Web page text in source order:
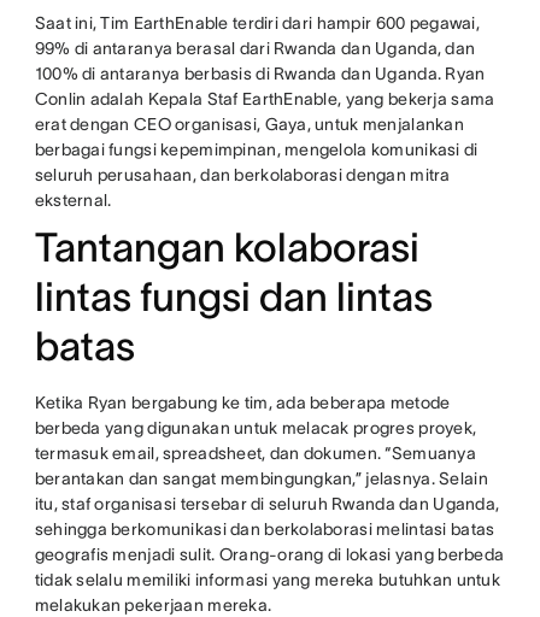
Saat ini, Tim EarthEnable terdiri dari hampir 600 pegawai,
99% di antaranya berasal dari Rwanda dan Uganda, dan
100% di antaranya berbasis di Rwanda dan Uganda. Ryan
Conlin adalah Kepala Staf EarthEnable, yang bekerja sama
erat dengan CEO organisasi, Gaya, untuk menjalankan
berbagai fungsi kepemimpinan, mengelola komunikasi di
seluruh perusahaan, dan berkolaborasi dengan mitra
eksternal.
Tantangan kolaborasi
lintas fungsi dan lintas
batas
Ketika Ryan bergabung ke tim, ada beberapa metode
berbeda yang digunakan untuk melacak progres proyek,
termasuk email, spreadsheet, dan dokumen. “Semuanya
berantakan dan sangat membingungkan,” jelasnya. Selain
itu, staf organisasi tersebar di seluruh Rwanda dan Uganda,
sehingga berkomunikasi dan berkolaborasi melintasi batas
geografis menjadi sulit. Orang-orang di lokasi yang berbeda
tidak selalu memiliki informasi yang mereka butuhkan untuk
melakukan pekerjaan mereka.